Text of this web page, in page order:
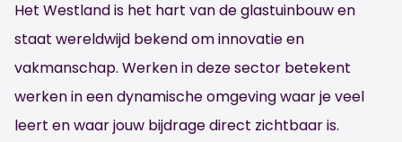
Het Westland is het hart van de glastuinbouw en
staat wereldwijd bekend om innovatie en
vakmanschap. Werken in deze sector betekent
werken in een dynamische omgeving waar je veel
leert en waar jouw bijdrage direct zichtbaar is.